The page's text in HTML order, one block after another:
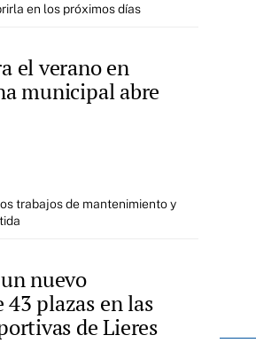
en los próximos días
el verano en
municipal abre
trabajos de mantenimiento y
nuevo
plazas en las
de Lieres